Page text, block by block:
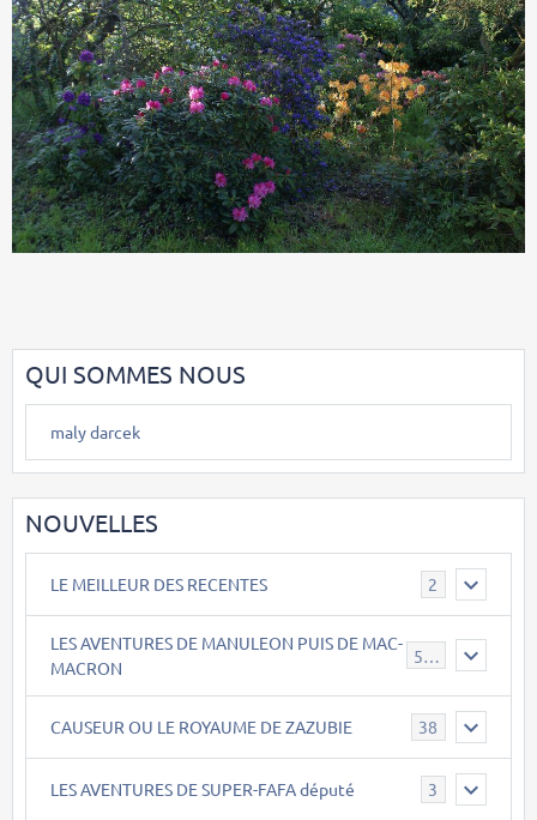
QUI SOMMES NOUS
maly darcek
NOUVELLES
LE MEILLEUR DES RECENTES 2
LES AVENTURES DE MANULEON PUIS DE MAC-
MACRON
543
CAUSEUR OU LE ROYAUME DE ZAZUBIE 38
LES AVENTURES DE SUPER-FAFA député 3